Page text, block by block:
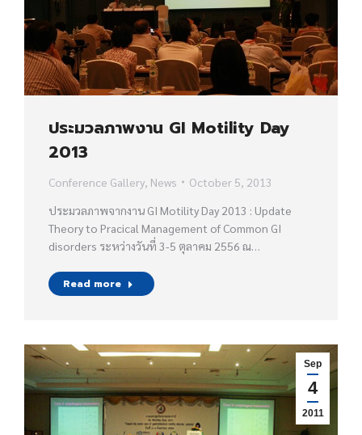
ประมวลภาพงาน GI Motility Day
2013
Conference Gallery, News
October 5, 2013
ประมวลภาพจากงาน GI Motility Day 2013 : Update
Theory to Pracical Management of Common GI
disorders ระหว่างวันที่ 3-5 ตุลาคม 2556 ณ…
Read more
Sep
4
2011